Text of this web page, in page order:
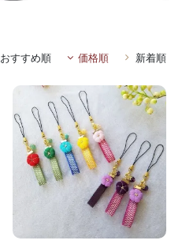
おすすめ順 価格順 新着順